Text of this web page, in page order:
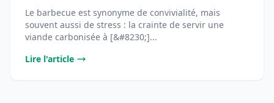
Le barbecue est synonyme de convivialité, mais
souvent aussi de stress : la crainte de servir une
viande carbonisée à [&#8230;]...
Lire l'article